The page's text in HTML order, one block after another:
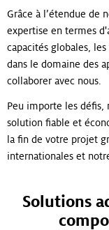
Grâce à l’étendue de
expertise en termes
capacités globales,
dans le domaine des
collaborer avec nous.
Peu importe les défis,
solution fiable et
la fin de votre projet
internationales et
Solutions